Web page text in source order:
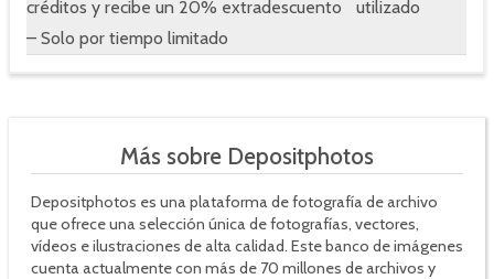
créditos y recibe un 20% extra
– Solo por tiempo limitado
descuento
utilizado
Más sobre Depositphotos
Depositphotos es una plataforma de fotografía de archivo
que ofrece una selección única de fotografías, vectores,
vídeos e ilustraciones de alta calidad. Este banco de imágenes
cuenta actualmente con más de 70 millones de archivos y